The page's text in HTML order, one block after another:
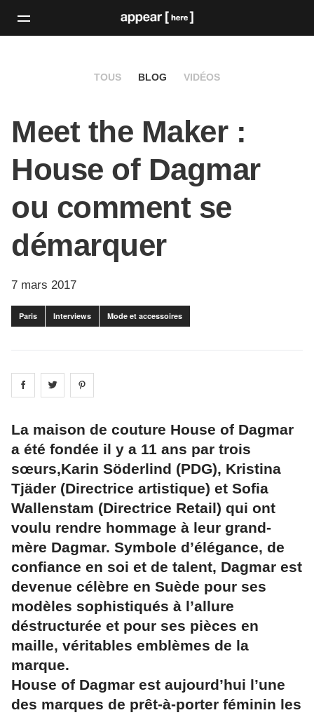
TOUS BLOG VIDÉOS
Meet the Maker :
House of Dagmar
ou comment se
démarquer
7 mars 2017
Paris Interviews Mode et accessoires
Share on facebook
Share on
La maison de couture House of Dagmar
a été fondée il y a 11 ans par trois
sœurs,Karin Söderlind (PDG), Kristina
Tjäder (Directrice artistique) et Sofia
Wallenstam (Directrice Retail) qui ont
voulu rendre hommage à leur grand-
mère Dagmar. Symbole d’élégance, de
confiance en soi et de talent, Dagmar est
devenue célèbre en Suède pour ses
modèles sophistiqués à l’allure
déstructurée et pour ses pièces en
maille, véritables emblèmes de la
marque.
House of Dagmar est aujourd’hui l’une
des marques de prêt-à-porter féminin les